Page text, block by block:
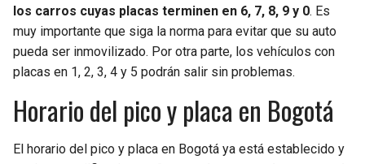
los carros cuyas placas terminen en 6, 7, 8, 9 y 0. Es
muy importante que siga la norma para evitar que su auto
pueda ser inmovilizado. Por otra parte, los vehículos con
placas en 1, 2, 3, 4 y 5 podrán salir sin problemas.
Horario del pico y placa en Bogotá
El horario del pico y placa en Bogotá ya está establecido y